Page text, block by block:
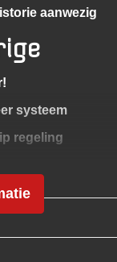
aanwezig
systeem
regeling